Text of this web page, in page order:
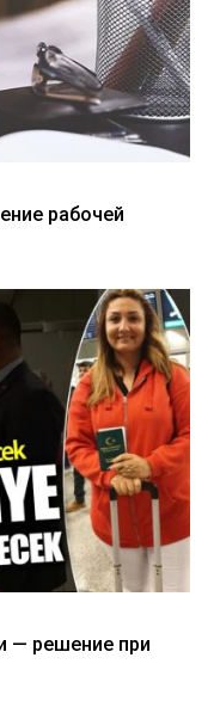
рабочей
— решение при